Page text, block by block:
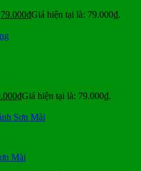
79.000₫Giá hiện tại là: 79.000₫.
₫Giá hiện tại là: 79.000₫.
Mài